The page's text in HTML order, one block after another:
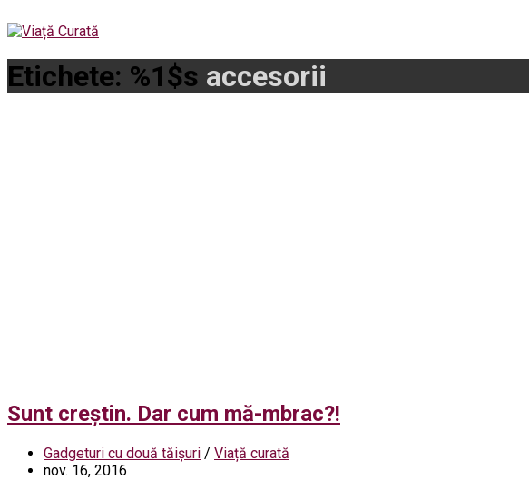
Etichete: %1$s accesorii
Sunt creștin. Dar cum mă-mbrac?!
Gadgeturi cu două tăișuri / Viață curată
nov. 16, 2016